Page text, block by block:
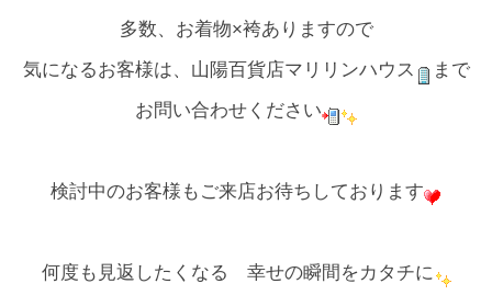
多数、お着物×袴ありますので
気になるお客様は、山陽百貨店マリリンハウス
まで
お問い合わせください
検討中のお客様もご来店お待ちしております
何度も見返したくなる 幸せの瞬間をカタチに